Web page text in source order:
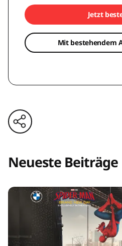
Jetzt
Mit bestehendem
Neueste Beiträge